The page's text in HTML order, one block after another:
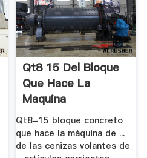
Qt8 15 Del Bloque
Que Hace La
Maquina
Qt8-15 bloque concreto
que hace la máquina de ...
de las cenizas volantes de